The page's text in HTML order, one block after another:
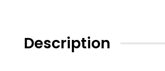
Description